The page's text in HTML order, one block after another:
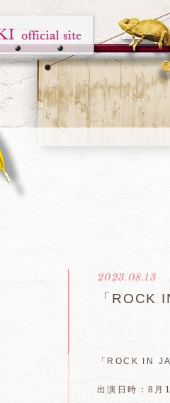
2023.08.13
「ROCK
「ROCK IN
出演日時：8月